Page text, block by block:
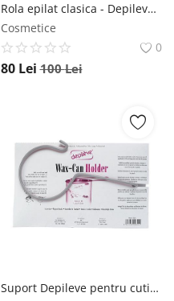
Rola epilat clasica - Depileve Depileve
Cosmetice
0
80 Lei 100Lei
Suport Depileve pentru cutia de ceara 2buc Depileve